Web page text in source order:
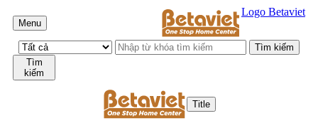
Menu
Logo Betaviet
Tìm
kiếm
Title